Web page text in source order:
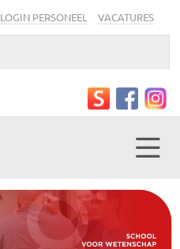
LOGIN PERSONEEL VACATURES